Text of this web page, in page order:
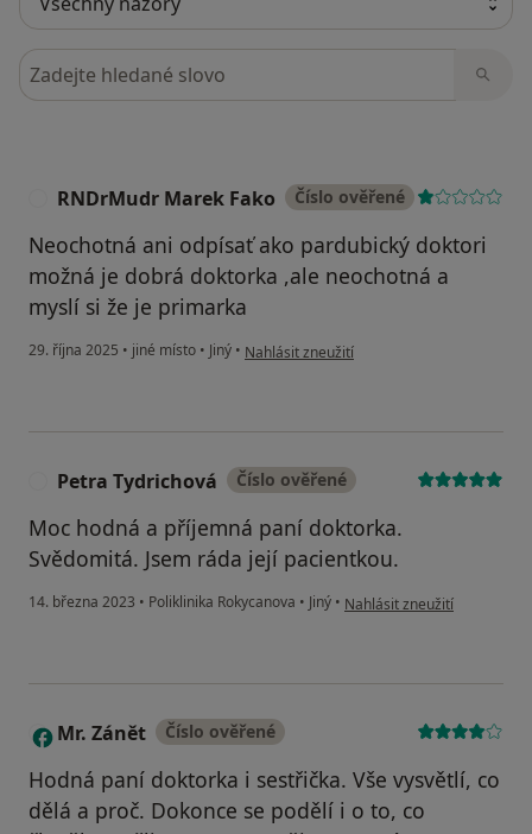
Hledejte v názorech
RNDrMudr Marek Fako Číslo ověřené
Neochotná ani odpísať ako pardubický doktori
možná je dobrá doktorka ,ale neochotná a
myslí si že je primarka
29. října 2025 • jiné místo • Jiný • podle názoru uživatele RNDrMudr Marek
Nahlásit zneužití
Petra Tydrichová Číslo ověřené
Moc hodná a příjemná paní doktorka.
Svědomitá. Jsem ráda její pacientkou.
14. března 2023 • Poliklinika Rokycanova • Jiný • podle názoru uživatele
Nahlásit zneužití
M Mr. Zánět Číslo ověřené
Hodná paní doktorka i sestřička. Vše vysvětlí, co
dělá a proč. Dokonce se podělí i o to, co